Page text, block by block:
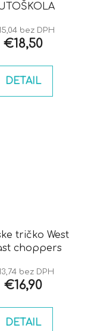
bez DPH
€18,50
DETAIL
tričko West
choppers
bez DPH
€16,90
DETAIL